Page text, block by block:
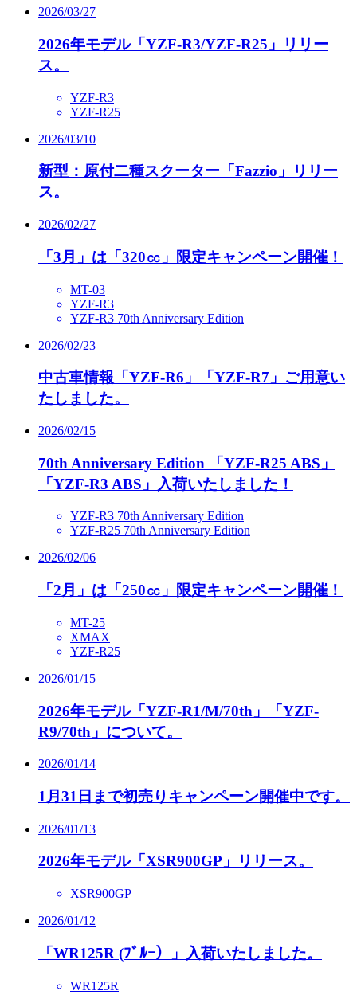
2026/03/27
2026年モデル「YZF-R3/YZF-R25」リリー
ス。
YZF-R3
YZF-R25
2026/03/10
新型：原付二種スクーター「Fazzio」リリー
ス。
2026/02/27
「3月」は「320㏄」限定キャンペーン開催！
MT-03
YZF-R3
YZF-R3 70th Anniversary Edition
2026/02/23
中古車情報「YZF-R6」「YZF-R7」ご用意い
たしました。
2026/02/15
70th Anniversary Edition 「YZF-R25 ABS」
「YZF-R3 ABS」入荷いたしました！
YZF-R3 70th Anniversary Edition
YZF-R25 70th Anniversary Edition
2026/02/06
「2月」は「250㏄」限定キャンペーン開催！
MT-25
XMAX
YZF-R25
2026/01/15
2026年モデル「YZF-R1/M/70th」「YZF-
R9/70th」について。
2026/01/14
1月31日まで初売りキャンペーン開催中です。
2026/01/13
2026年モデル「XSR900GP」リリース。
XSR900GP
2026/01/12
「WR125R (ﾌﾞﾙｰ）」入荷いたしました。
WR125R